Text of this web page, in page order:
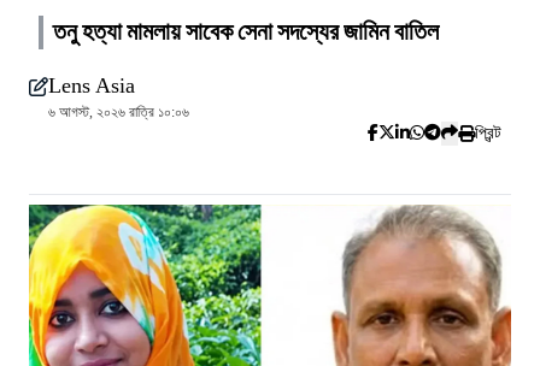
তনু হত্যা মামলায় সাবেক সেনা সদস্যের জামিন বাতিল
Lens Asia
৬ আগস্ট, ২০২৬ রাত্রি ১০:০৬
প্রিন্ট